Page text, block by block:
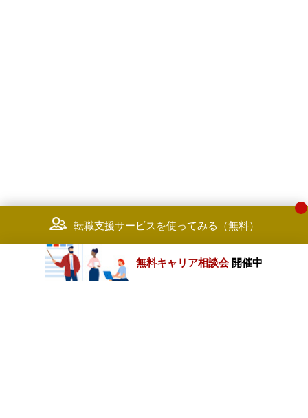
転職支援サービスを使ってみる（無料）
無料キャリア相談会 開催中